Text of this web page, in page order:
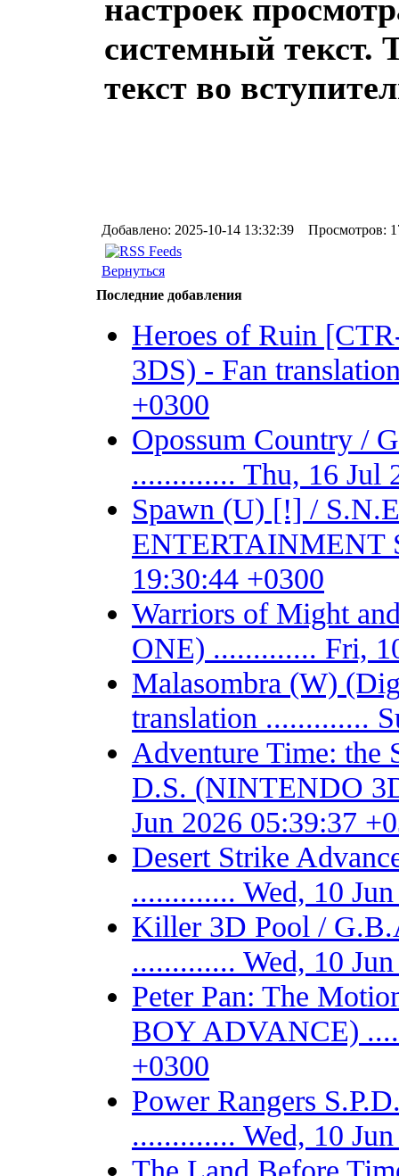
настроек
системный текст.
текст во
Добавлено: 2025-10-14 13:32:39 Просмотров:
Вернуться
Последние добавления
Heroes of Ruin
3DS) - Fan
+0300
Opossum Country /
............. Thu, 16 Jul
Spawn (U) [!] /
ENTERTAINMENT
19:30:44 +0300
Warriors of Might
ONE) ............. Fri,
Malasombra (W)
translation .............
Adventure Time: the
D.S. (NINTENDO
Jun 2026 05:39:37
Desert Strike
............. Wed, 10
Killer 3D Pool /
............. Wed, 10
Peter Pan: The
BOY ADVANCE)
+0300
Power Rangers
............. Wed, 10